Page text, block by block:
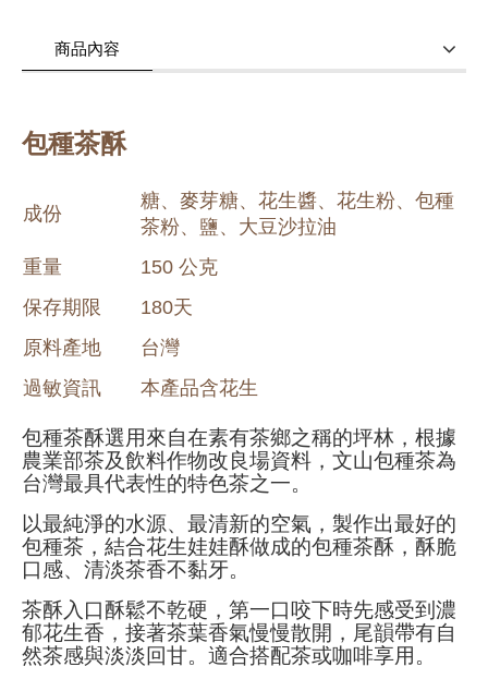
商品內容
包種茶酥
成份
糖、麥芽糖、花生醬、花生粉、包種
茶粉、鹽、大豆沙拉油
重量
150 公克
保存期限
180天
原料產地
台灣
過敏資訊
本產品含花生
包種茶酥選用來自在素有茶鄉之稱的坪林，根據
農業部茶及飲料作物改良場資料，文山包種茶為
台灣最具代表性的特色茶之一。
以最純淨的水源、最清新的空氣，製作出最好的
包種茶，結合花生娃娃酥做成的包種茶酥，酥脆
口感、清淡茶香不黏牙。
茶酥入口酥鬆不乾硬，第一口咬下時先感受到濃
郁花生香，接著茶葉香氣慢慢散開，尾韻帶有自
然茶感與淡淡回甘。適合搭配茶或咖啡享用。